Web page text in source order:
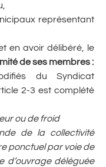
représentant
en avoir délibéré, le
de ses membres :
du Syndicat
2-3 est complété
ou de froid
de la collectivité
ponctuel par voie de
d’ouvrage déléguée